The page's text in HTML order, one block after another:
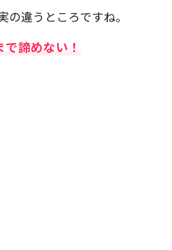
の違うところですね。
諦めない！